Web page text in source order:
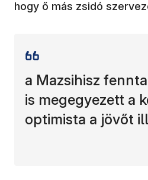
hogy ő más zsidó
a Mazsihisz
is megegyezett a
optimista a jövőt